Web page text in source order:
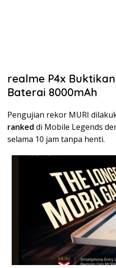
realme P4x
Baterai 8000mAh
Pengujian rekor MURI
ranked di Mobile Legends
selama 10 jam tanpa henti.